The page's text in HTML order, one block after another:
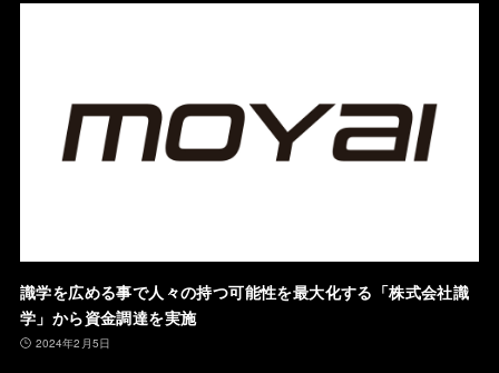
識学を広める事で人々の持つ可能性を最大化する「株式会社識
学」から資金調達を実施
2024年2月5日